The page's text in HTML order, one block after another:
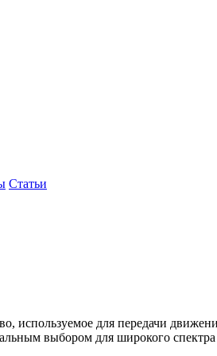
Статьи
используемое для передачи
выбором для широкого